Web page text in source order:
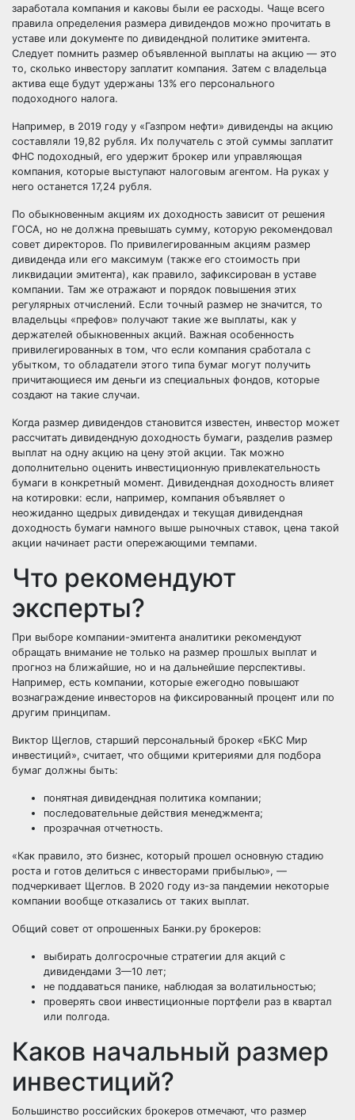
заработала компания и каковы были ее расходы. Чаще всего
правила определения размера дивидендов можно прочитать в
уставе или документе по дивидендной политике эмитента.
Следует помнить размер объявленной выплаты на акцию — это
то, сколько инвестору заплатит компания. Затем с владельца
актива еще будут удержаны 13% его персонального
подоходного налога.
Например, в 2019 году у «Газпром нефти» дивиденды на акцию
составляли 19,82 рубля. Их получатель с этой суммы заплатит
ФНС подоходный, его удержит брокер или управляющая
компания, которые выступают налоговым агентом. На руках у
него останется 17,24 рубля.
По обыкновенным акциям их доходность зависит от решения
ГОСА, но не должна превышать сумму, которую рекомендовал
совет директоров. По привилегированным акциям размер
дивиденда или его максимум (также его стоимость при
ликвидации эмитента), как правило, зафиксирован в уставе
компании. Там же отражают и порядок повышения этих
регулярных отчислений. Если точный размер не значится, то
владельцы «префов» получают такие же выплаты, как у
держателей обыкновенных акций. Важная особенность
привилегированных в том, что если компания сработала с
убытком, то обладатели этого типа бумаг могут получить
причитающиеся им деньги из специальных фондов, которые
создают на такие случаи.
Когда размер дивидендов становится известен, инвестор может
рассчитать дивидендную доходность бумаги, разделив размер
выплат на одну акцию на цену этой акции. Так можно
дополнительно оценить инвестиционную привлекательность
бумаги в конкретный момент. Дивидендная доходность влияет
на котировки: если, например, компания объявляет о
неожиданно щедрых дивидендах и текущая дивидендная
доходность бумаги намного выше рыночных ставок, цена такой
акции начинает расти опережающими темпами.
Что рекомендуют
эксперты?
При выборе компании-эмитента аналитики рекомендуют
обращать внимание не только на размер прошлых выплат и
прогноз на ближайшие, но и на дальнейшие перспективы.
Например, есть компании, которые ежегодно повышают
вознаграждение инвесторов на фиксированный процент или по
другим принципам.
Виктор Щеглов, старший персональный брокер «БКС Мир
инвестиций», считает, что общими критериями для подбора
бумаг должны быть:
понятная дивидендная политика компании;
последовательные действия менеджмента;
прозрачная отчетность.
«Как правило, это бизнес, который прошел основную стадию
роста и готов делиться с инвесторами прибылью», —
подчеркивает Щеглов. В 2020 году из-за пандемии некоторые
компании вообще отказались от таких выплат.
Общий совет от опрошенных Банки.ру брокеров:
выбирать долгосрочные стратегии для акций с
дивидендами 3—10 лет;
не поддаваться панике, наблюдая за волатильностью;
проверять свои инвестиционные портфели раз в квартал
или полгода.
Каков начальный размер
инвестиций?
Большинство российских брокеров отмечают, что размер